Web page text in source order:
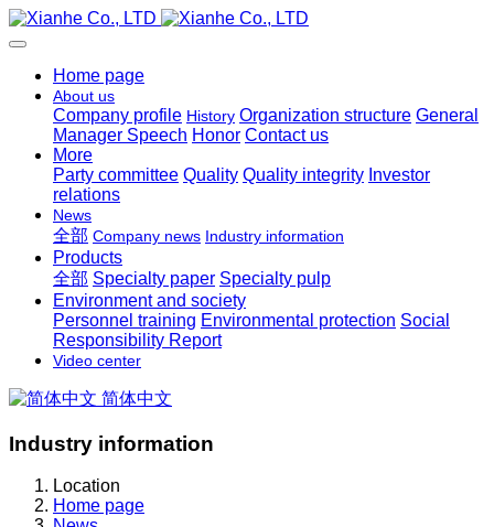
Home page
About us
Company profile History Organization structure General
Manager Speech Honor Contact us
More
Party committee Quality Quality integrity Investor
relations
News
全部 Company news Industry information
Products
全部 Specialty paper Specialty pulp
Environment and society
Personnel training Environmental protection Social
Responsibility Report
Video center
简体中文
Industry information
Location
Home page